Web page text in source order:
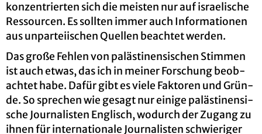
kon­zen­trier­ten sich die meis­ten nur auf is­rae­li­sche
Res­sour­cen. Es soll­ten immer auch In­for­ma­tio­nen
aus un­par­tei­ischen Quel­len be­ach­tet wer­den.
Das große Feh­len von pa­läs­ti­nen­si­schen Stim­men
ist auch etwas, das ich in mei­ner For­schung be­ob­
ach­tet habe. Dafür gibt es viele Fak­to­ren und Grün­
de. So spre­chen wie ge­sagt nur ei­ni­ge pa­läs­ti­nen­si­
sche Jour­na­lis­ten Eng­lisch, wo­durch der Zu­gang zu
ihnen für in­ter­na­tio­na­le Jour­na­lis­ten schwie­ri­ger